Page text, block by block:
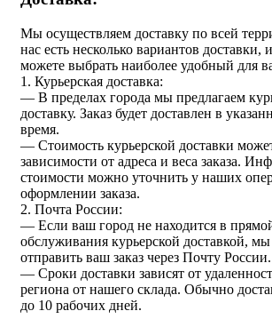
Мы осуществляем доставку по всей
нас есть несколько вариантов доставки,
можете выбрать наиболее удобный для
1. Курьерская доставка:
— В пределах города мы предлагаем
доставку. Заказ будет доставлен в
время.
— Стоимость курьерской доставки
зависимости от адреса и веса заказа.
стоимости можно уточнить у наших
оформлении заказа.
2. Почта России:
— Если ваш город не находится в
обслуживания курьерской доставкой,
отправить ваш заказ через Почту России.
— Сроки доставки зависят от
региона от нашего склада. Обычно
до 10 рабочих дней.